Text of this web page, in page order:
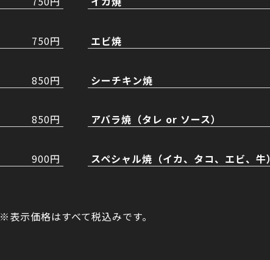
750円 エビ焼
850円 シーチキン焼
850円 アバラ焼（タレ or ソース）
900円 スペシャル焼（イカ、タコ、エビ、牛）
※表示価格はすべて税込みです。